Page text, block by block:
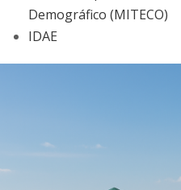
Demográfico (MITECO)
IDAE